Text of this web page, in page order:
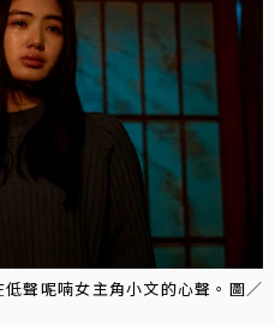
低聲呢喃女主角小文的心聲。圖／